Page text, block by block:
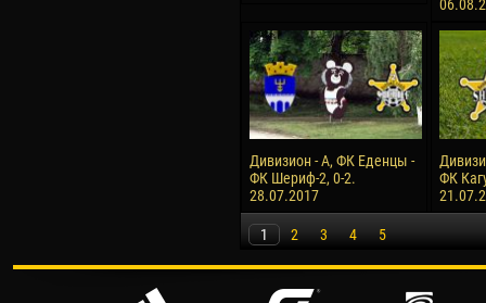
Дивизион - А, ФК Еденцы -
ФК Шериф-2, 0-2.
28.07.2017
ФК
1 2 3 4 5